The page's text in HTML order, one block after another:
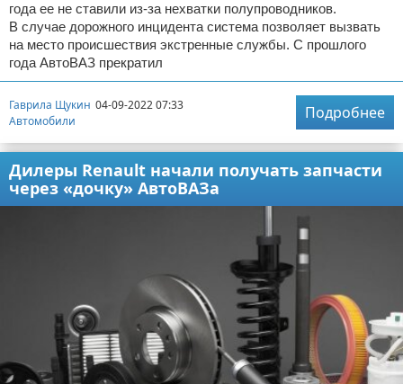
года ее не ставили из-за нехватки полупроводников.
В случае дорожного инцидента система позволяет вызвать
на место происшествия экстренные службы. С прошлого
года АвтоВАЗ прекратил
Гаврила Щукин 04-09-2022 07:33
Автомобили
Подробнее
Дилеры Renault начали получать запчасти
через «дочку» АвтоВАЗа